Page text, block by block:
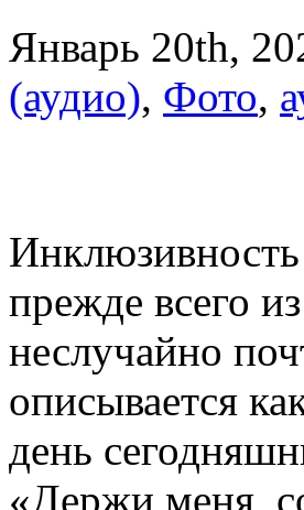
Январь 20th,
(аудио), Фото,
Инклюзивность
прежде всего
неслучайно
описывается
день
«Держи меня,